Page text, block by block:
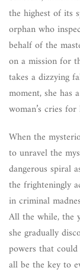
the highest of its
orphan who
behalf of the
on a mission for
takes a dizzying
moment, she has
woman’s cries for
When the
to unravel the
dangerous spiral
the frighteningly
in criminal
All the while, the
she gradually
powers that
all be the key to